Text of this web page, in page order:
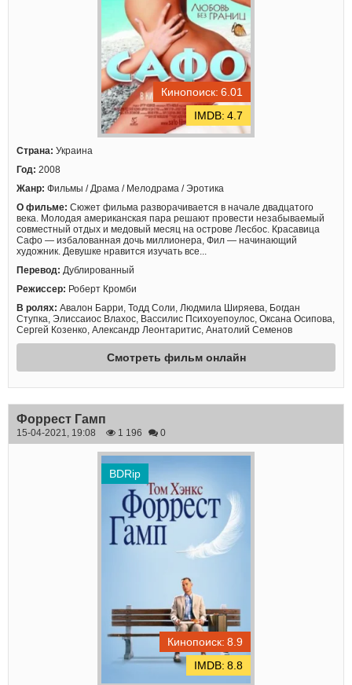
6.01
4.7
Страна: Украина
Год: 2008
Жанр: Фильмы / Драма / Мелодрама / Эротика
О фильме: Сюжет фильма разворачивается в начале двадцатого
века. Молодая американская пара решают провести незабываемый
совместный отдых и медовый месяц на острове Лесбос. Красавица
Сафо — избалованная дочь миллионера, Фил — начинающий
художник. Девушке нравится изучать все...
Перевод: Дублированный
Режиссер: Роберт Кромби
В ролях: Авалон Барри, Тодд Соли, Людмила Ширяева, Богдан
Ступка, Элиссаиос Влахос, Вассилис Психоуепоулос, Оксана Осипова,
Сергей Козенко, Александр Леонтаритис, Анатолий Семенов
Смотреть фильм онлайн
Форрест Гамп
15-04-2021, 19:08 1 196 0
BDRip
8.9
8.8